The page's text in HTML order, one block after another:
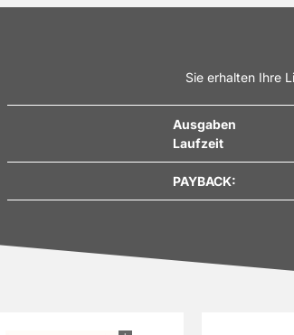
Sie erhalten Ihre
Ausgaben
Laufzeit
PAYBACK: